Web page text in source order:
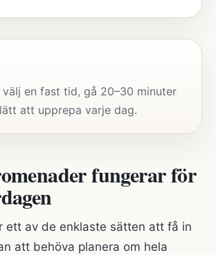
välj en fast tid, gå 20–30 minuter
att upprepa varje dag.
fungerar för
ett av de enklaste sätten att få in
att behöva planera om hela